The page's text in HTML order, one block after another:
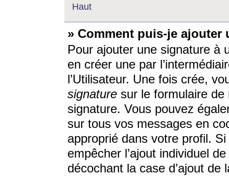
Haut
» Comment puis-je ajouter
Pour ajouter une signature à
en créer une par
l’Utilisateur. Une fois crée,
signature sur le formulaire de
signature. Vous pouvez
sur tous vos messages en
approprié dans votre profil.
empêcher l’ajout individuel
décochant la case d’ajout